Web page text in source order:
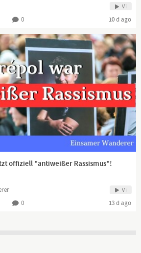
Vi
0 10 d ago
offiziell "antiweißer Rassismus"!
Vi
0 13 d ago